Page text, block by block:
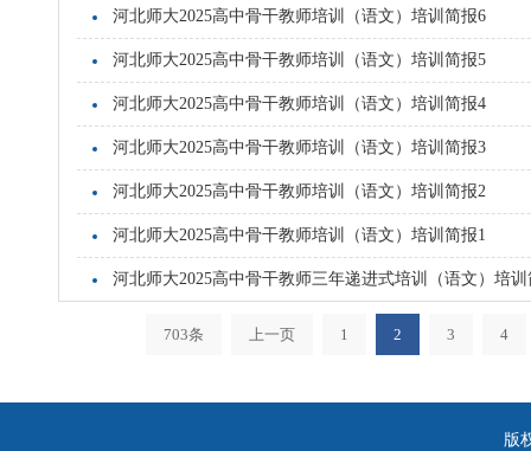
河北师大2025高中骨干教师培训（语文）培训简报6
河北师大2025高中骨干教师培训（语文）培训简报5
河北师大2025高中骨干教师培训（语文）培训简报4
河北师大2025高中骨干教师培训（语文）培训简报3
河北师大2025高中骨干教师培训（语文）培训简报2
河北师大2025高中骨干教师培训（语文）培训简报1
河北师大2025高中骨干教师三年递进式培训（语文）培训
703条 上一页 1 2 3 4
版